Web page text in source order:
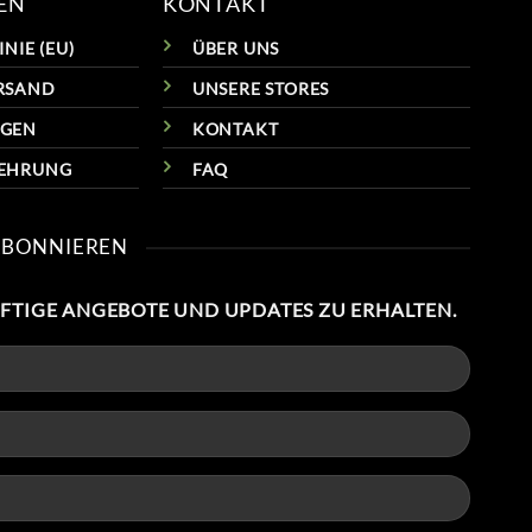
(EU)
ÜBER UNS
UNSERE STORES
KONTAKT
FAQ
ANGEBOTE UND UPDATES ZU ERHALTEN.